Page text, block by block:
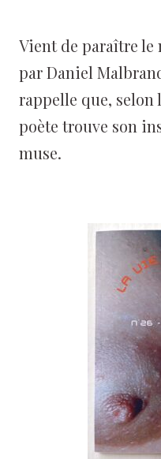
Vient de paraître le
par Daniel
rappelle que,
poète trouve son
muse.